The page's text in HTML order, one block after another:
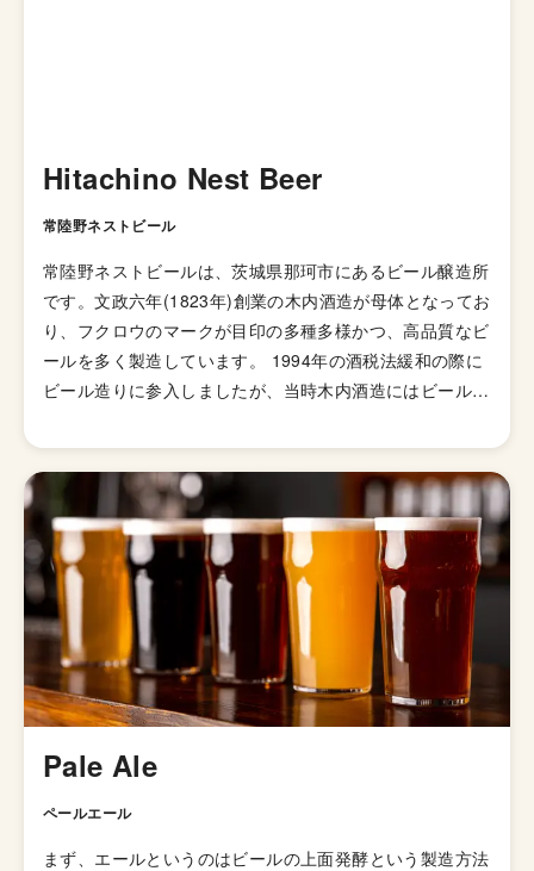
Hitachino Nest Beer
常陸野ネストビール
常陸野ネストビールは、茨城県那珂市にあるビール醸造所
です。文政六年(1823年)創業の木内酒造が母体となってお
り、フクロウのマークが目印の多種多様かつ、高品質なビ
ールを多く製造しています。 1994年の酒税法緩和の際に
ビール造りに参入しましたが、当時木内酒造にはビールの
かけました。しかし、カナダの業者から設備を仕入れ、ほ
ぼDIYで設備を整えることで投資費用を抑えビールを造る
ことに成功したという、酒蔵が母体になっていつつもクラ
フトビールメーカーっぽいストーリーを持っているブルワ
リーです。 構想から2年後の1996年に実際に醸造を開始
し、1997年には、大阪で開催された日本で最初の世界の
ビールコンテストで、「常陸野ネストビール アンバーエ
ール」がダークエール部門で第1位金賞を受賞するという
酒蔵ならではのクオリティも見せつけています。
Pale Ale
ペールエール
まず、エールというのはビールの上面発酵という製造方法